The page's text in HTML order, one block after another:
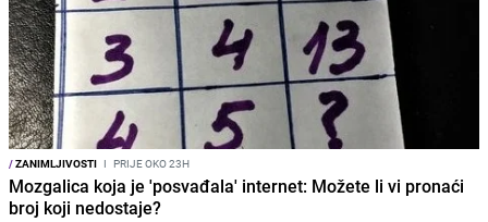
/ZANIMLJIVOSTI I PRIJE OKO 23H
Mozgalica koja je 'posvađala' internet: Možete li vi pronaći
broj koji nedostaje?